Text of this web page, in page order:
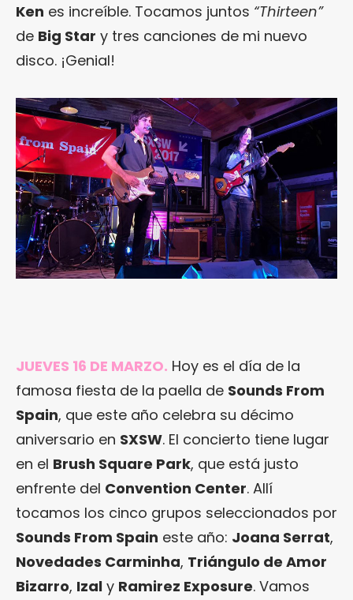
Ken es increíble. Tocamos juntos “Thirteen”
de Big Star y tres canciones de mi nuevo
disco. ¡Genial!
JUEVES 16 DE MARZO. Hoy es el día de la
famosa fiesta de la paella de Sounds From
Spain, que este año celebra su décimo
aniversario en SXSW. El concierto tiene lugar
en el Brush Square Park, que está justo
enfrente del Convention Center. Allí
tocamos los cinco grupos seleccionados por
Sounds From Spain este año: Joana Serrat,
Novedades Carminha, Triángulo de Amor
Bizarro, Izal y Ramirez Exposure. Vamos